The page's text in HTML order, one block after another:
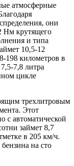
атмосферные
они
Нм крутящего
и типа
10,5-12
198 километров в
7,8 литра
цикле
трехлитровым
Этот
с автоматической
займет 8,7
в 205 км/ч.
на сто